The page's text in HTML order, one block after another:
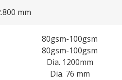
mm
80gsm-100gsm
80gsm-100gsm
Dia. 1200mm
Dia. 76 mm